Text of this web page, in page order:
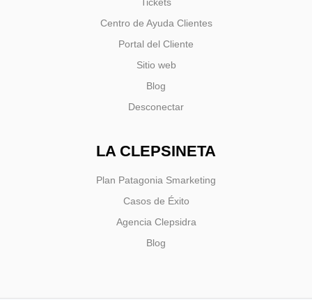
Centro de Ayuda Clientes
Portal del Cliente
Sitio web
Blog
Desconectar
LA CLEPSINETA
Plan Patagonia Smarketing
Casos de Éxito
Agencia Clepsidra
Blog